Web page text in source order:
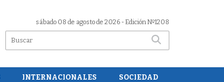
sábado 08 de agosto de 2026 - Edición Nº1208
INTERNACIONALES SOCIEDAD